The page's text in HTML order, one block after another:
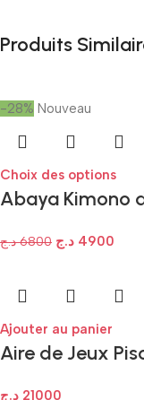
Produits
-28% Nouveau
Choix des options
Abaya Kimono
6800 د.ج 4900 د.ج
Ajouter au panier
Aire de Jeux
21000 د.ج